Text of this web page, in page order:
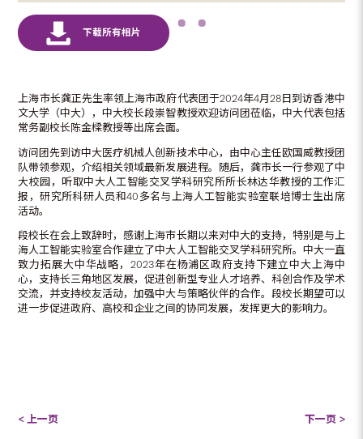
上海市长龚正先生率领上海市政府代表团于2024年4月28日到访香港中
文大学（中大），中大校长段崇智教授欢迎访问团莅临，中大代表包括
常务副校长陈金樑教授等出席会面。
访问团先到访中大医疗机械人创新技术中心，由中心主任欧国威教授团
队带领参观，介绍相关领域最新发展进程。随后，龚市长一行参观了中
大校园，听取中大人工智能交叉学科研究所所长林达华教授的工作汇
报，研究所科研人员和40多名与上海人工智能实验室联培博士生出席
活动。
段校长在会上致辞时，感谢上海市长期以来对中大的支持，特别是与上
海人工智能实验室合作建立了中大人工智能交叉学科研究所。中大一直
致力拓展大中华战略，2023年在杨浦区政府支持下建立中大上海中
心，支持长三角地区发展，促进创新型专业人才培养、科创合作及学术
交流，并支持校友活动，加强中大与策略伙伴的合作。段校长期望可以
进一步促进政府、高校和企业之间的协同发展，发挥更大的影响力。
< 上一页 下一页 >